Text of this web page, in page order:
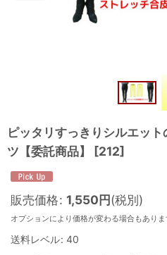
ピッタリすっきりシルエッ
ツ【委託商品】
[212]
販売価格: 1,550円(税別)
オプションにより価格が変わる場合もありま
送料レベル: 40